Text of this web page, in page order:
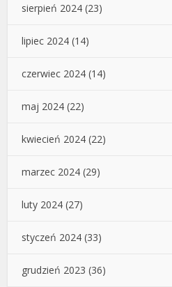
sierpień 2024 (23)
lipiec 2024 (14)
czerwiec 2024 (14)
maj 2024 (22)
kwiecień 2024 (22)
marzec 2024 (29)
luty 2024 (27)
styczeń 2024 (33)
grudzień 2023 (36)